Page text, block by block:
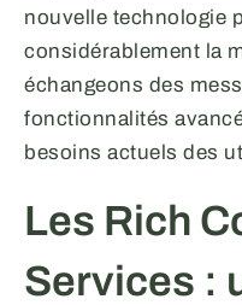
nouvelle technologie
considérablement la
échangeons des
fonctionnalités
besoins actuels des
Les Rich
Services :